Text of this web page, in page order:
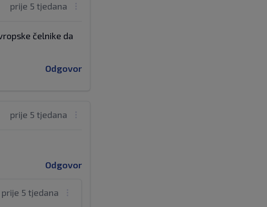
prije 5 tjedana
čelnike da
Odgovor
prije 5 tjedana
Odgovor
prije 5 tjedana